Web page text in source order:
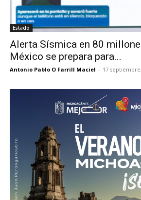
Estado
Alerta Sísmica en 80
México se prepara para...
Antonio Pablo O Farrill Maciel - 17